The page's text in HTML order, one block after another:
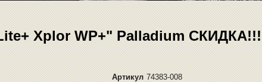
Xplor WP+" Palladium СКИДКА!!!
Артикул 74383-008